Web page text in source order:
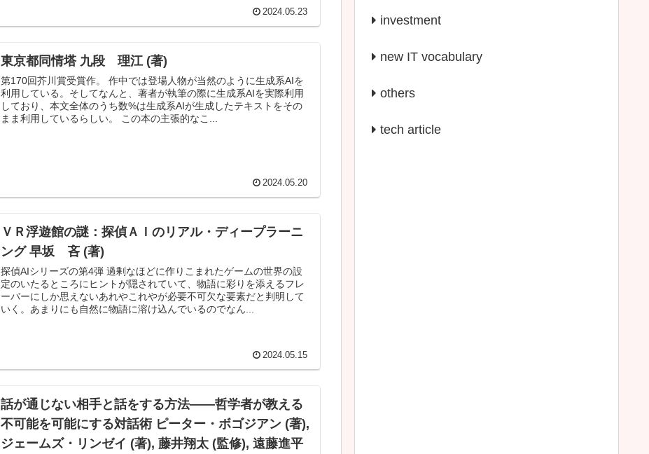
2024.05.23
東京都同情塔 九段 理江 (著)
第170回芥川賞受賞作。 作中では登場人物が当然のように生成系AIを
利用している。そしてなんと、著者が執筆の際に生成系AIを実際利用
しており、本文全体のうち数%は生成系AIが生成したテキストをその
まま利用しているらしい。 この本の主張的なこ...
2024.05.20
ＶＲ浮遊館の謎：探偵ＡＩのリアル・ディープラーニ
ング 早坂 吝 (著)
探偵AIシリーズの第4弾 過剰なほどに作りこまれたゲームの世界の設
定のいたるところにヒントが隠されていて、物語に彩りを添えるフレ
ーバーにしか思えないあれやこれやが必要不可欠な要素だと判明して
いく。あまりにも自然に物語に溶け込んでいるのでなん...
2024.05.15
話が通じない相手と話をする方法――哲学者が教える
不可能を可能にする対話術 ピーター・ボゴジアン (著),
ジェームズ・リンゼイ (著), 藤井翔太 (監修), 遠藤進平
investment
new IT vocabulary
others
tech article